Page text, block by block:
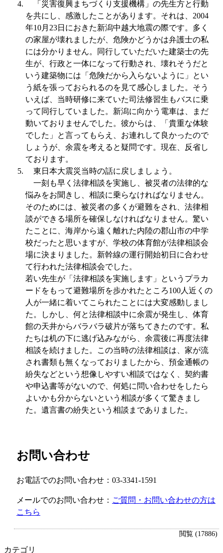
「災害復興まちづくり支援機構」の先生方と行動
を共にし、感激したことがあります。それは、 2004
年10月 23日におきた新潟中越大地震の際です。多く
の家屋が壊れましたが、危険かどうかは弁護士の私
には分かりません。同行していただいた建築士の先
生が、行政と一体になって行動され、壊れそうだと
いう建築物には「危険だから入らないように」とい
う紙を張っておられるのを見て感心しました。そう
いえば、当時研修に来ていた司法修習生もバスに乗
って同行していました。新潟に向かう電車は、まだ
動いておりませんでした。彼からは、「貴重な体験
でした」と言ってもらえ、お連れして良かったので
しょうが、余震を考えると疑問です。現在、反省し
ております。
東日本大震災当時の話に戻しましょう。
一刻も早く法律相談を実施し、被災者の法律的な
悩みをお聞きし、相談に乗らなければなりません。
そのためには、被災者の多くが避難をされ、法律相
談ができる場所を確保しなければなりません。驚い
たことに、海岸から遠く離れた内陸の郡山市の中学
校だったと思いますが、学校の体育館が法律相談会
場に決まりました。新幹線の運行開始初日に合わせ
て行われた法律相談会でした。
若い先生が「法律相談を実施します」というプラカ
ードをもって避難場所を歩かれたところ100人近くの
人が一緒に着いてこられたことには大変感動しまし
た。しかし、何と法律相談中に余震が発生し、体育
館の天井からバラバラ破片が落ちてきたのです。私
たちは机の下に逃げ込みながら、余震後に再度法律
相談を続けました。この当時の法律相談は、家が流
され書類も無くなっておりましたから、預金通帳の
紛失などという想像しやすい相談ではなく、契約書
や申込書等がないので、何処に問い合わせをしたら
よいかも分からないという相談が多くて驚きまし
た。遺言書の紛失という相談までありました。
お問い合わせ
お電話でのお問い合わせ：03-3341-1591
メールでのお問い合わせ： ご質問・お問い合わせの方は
こちら
閲覧 (17886)
カテゴリ